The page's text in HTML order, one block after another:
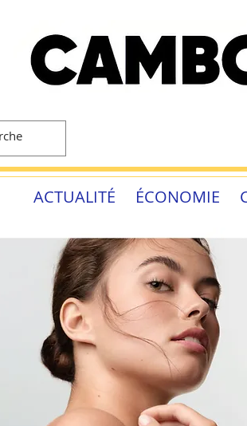
ACTUALITÉ ÉCONOMIE